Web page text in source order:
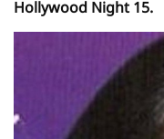
Hollywood Night 15.